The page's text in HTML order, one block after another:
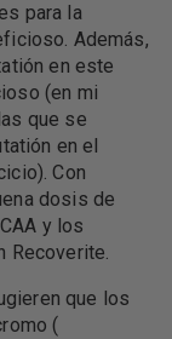
para la
Además,
en este
(en mi
que se
en el
Con
dosis de
y los
Recoverite.
que los
(